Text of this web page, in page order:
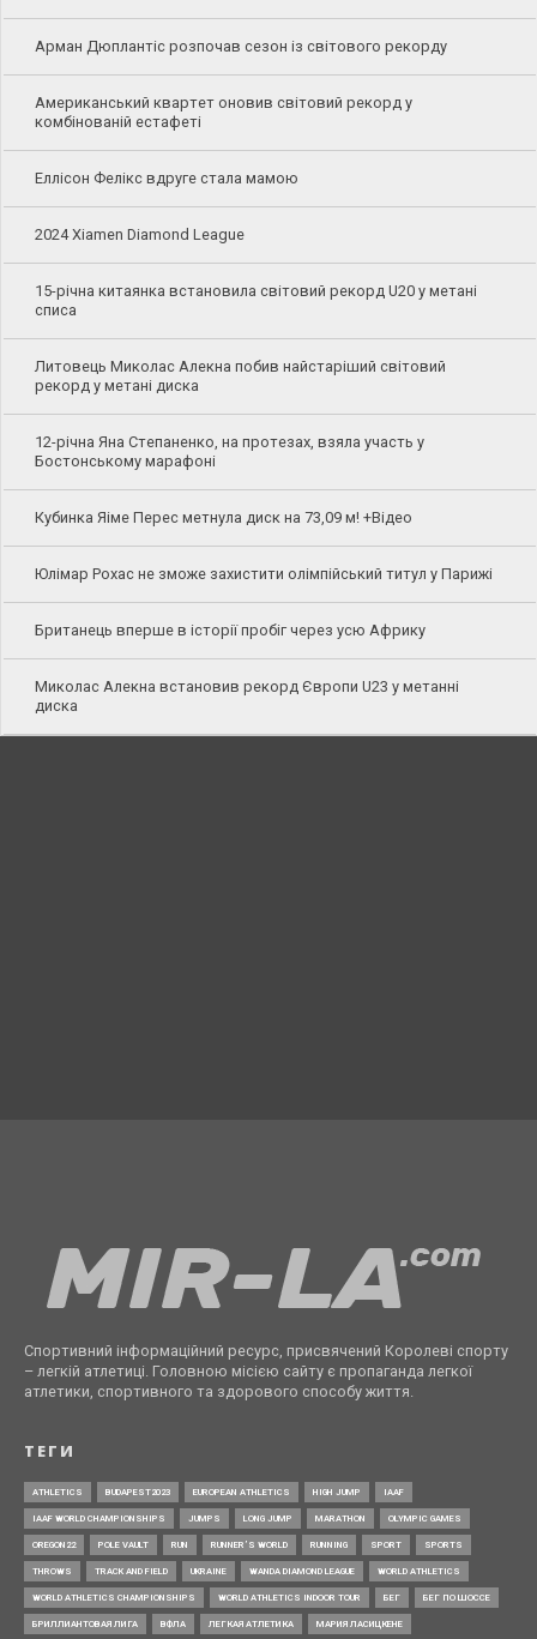
Арман Дюплантіс розпочав сезон із світового рекорду
Американський квартет оновив світовий рекорд у
комбінованій естафеті
Еллісон Фелікс вдруге стала мамою
2024 Xiamen Diamond League
15-річна китаянка встановила світовий рекорд U20 у метані
списа
Литовець Миколас Алекна побив найстаріший світовий
рекорд у метані диска
12-річна Яна Степаненко, на протезах, взяла участь у
Бостонському марафоні
Кубинка Яіме Перес метнула диск на 73,09 м! +Відео
Юлімар Рохас не зможе захистити олімпійський титул у Парижі
Британець вперше в історії пробіг через усю Африку
Миколас Алекна встановив рекорд Європи U23 у метанні
диска
Спортивний інформаційний ресурс, присвячений Королеві спорту
– легкій атлетиці. Головною місією сайту є пропаганда легкої
атлетики, спортивного та здорового способу життя.
ТЕГИ
ATHLETICS BUDAPEST2023 EUROPEAN ATHLETICS HIGH JUMP IAAF
IAAF WORLD CHAMPIONSHIPS JUMPS LONG JUMP MARATHON OLYMPIC GAMES
OREGON22 POLE VAULT RUN RUNNER’S WORLD RUNNING SPORT SPORTS
THROWS TRACK AND FIELD UKRAINE WANDA DIAMOND LEAGUE WORLD ATHLETICS
WORLD ATHLETICS CHAMPIONSHIPS WORLD ATHLETICS INDOOR TOUR БЕГ БЕГ ПО ШОССЕ
БРИЛЛИАНТОВАЯ ЛИГА ВФЛА ЛЕГКАЯ АТЛЕТИКА МАРИЯ ЛАСИЦКЕНЕ